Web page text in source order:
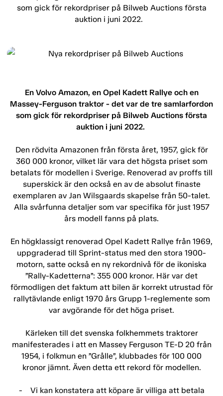
som gick för rekordpriser på Bilweb Auctions första
auktion i juni 2022.
En Volvo Amazon, en Opel Kadett Rallye och en
Massey-Ferguson traktor - det var de tre samlarfordon
som gick för rekordpriser på Bilweb Auctions första
auktion i juni 2022.
Den rödvita Amazonen från första året, 1957, gick för
360 000 kronor, vilket lär vara det högsta priset som
betalats för modellen i Sverige. Renoverad av proffs till
superskick är den också en av de absolut finaste
exemplaren av Jan Wilsgaards skapelse från 50-talet.
Alla svårfunna detaljer som var specifika för just 1957
års modell fanns på plats.
En högklassigt renoverad Opel Kadett Rallye från 1969,
uppgraderad till Sprint-status med den stora 1900-
motorn, satte också en ny rekordnivå för de ikoniska
”Rally-Kadetterna”: 355 000 kronor. Här var det
förmodligen det faktum att bilen är korrekt utrustad för
rallytävlande enligt 1970 års Grupp 1-reglemente som
var avgörande för det höga priset.
Kärleken till det svenska folkhemmets traktorer
manifesterades i att en Massey Ferguson TE-D 20 från
1954, i folkmun en ”Grålle”, klubbades för 100 000
kronor jämnt. Även detta ett rekord för modellen.
- Vi kan konstatera att köpare är villiga att betala